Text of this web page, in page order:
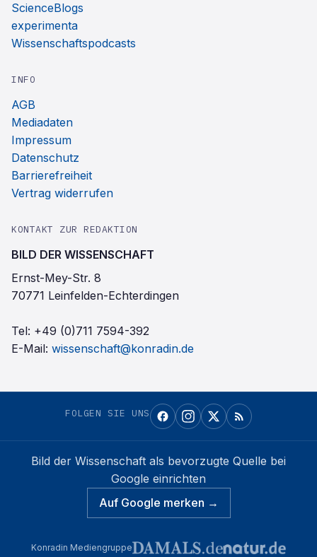
ScienceBlogs
experimenta
Wissenschaftspodcasts
INFO
AGB
Mediadaten
Impressum
Datenschutz
Barrierefreiheit
Vertrag widerrufen
KONTAKT ZUR REDAKTION
BILD DER WISSENSCHAFT
Ernst-Mey-Str. 8
70771 Leinfelden-Echterdingen
Tel: +49 (0)711 7594-392
E-Mail: wissenschaft@konradin.de
FOLGEN SIE UNS
Bild der Wissenschaft als bevorzugte Quelle bei
Google einrichten
Auf Google merken →
Konradin Mediengruppe